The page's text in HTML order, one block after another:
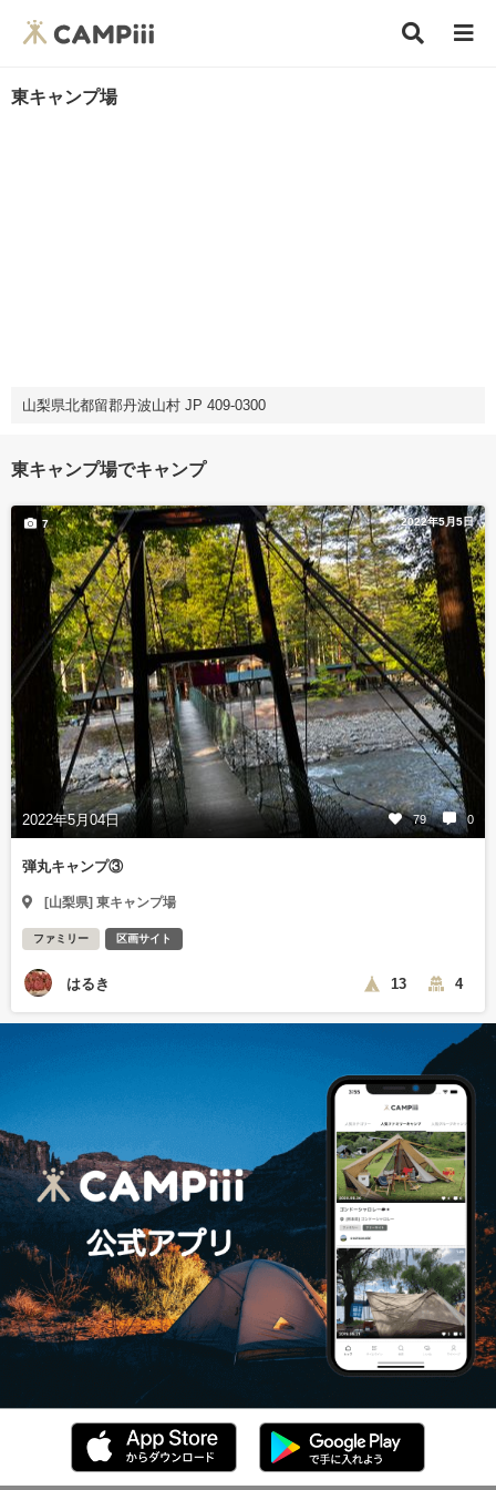
東キャンプ場
山梨県北都留郡丹波山村 JP 409-0300
東キャンプ場でキャンプ
2022年5月5日
2022年5月04日 79 0
7
弾丸キャンプ③
[山梨県] 東キャンプ場
ファミリー 区画サイト
はるき 13 4